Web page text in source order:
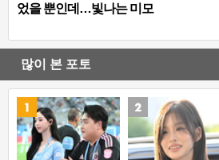
었을 뿐인데…빛나는 미모
많이 본 포토